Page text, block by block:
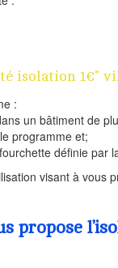
1€"
:
un bâtiment de
programme et;
définie par
visant à vous
propose